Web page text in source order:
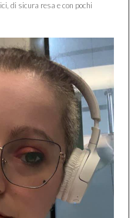
di sicura resa e con pochi